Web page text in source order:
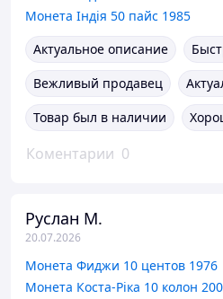
Монета Індія 50 пайс 1985
Актуальное описание
Вежливый продавец
Товар был в наличии
Коментарии 0
Руслан М.
20.07.2026
Монета Фиджи 10 центов 1976
Монета Коста-Ріка 10 колон